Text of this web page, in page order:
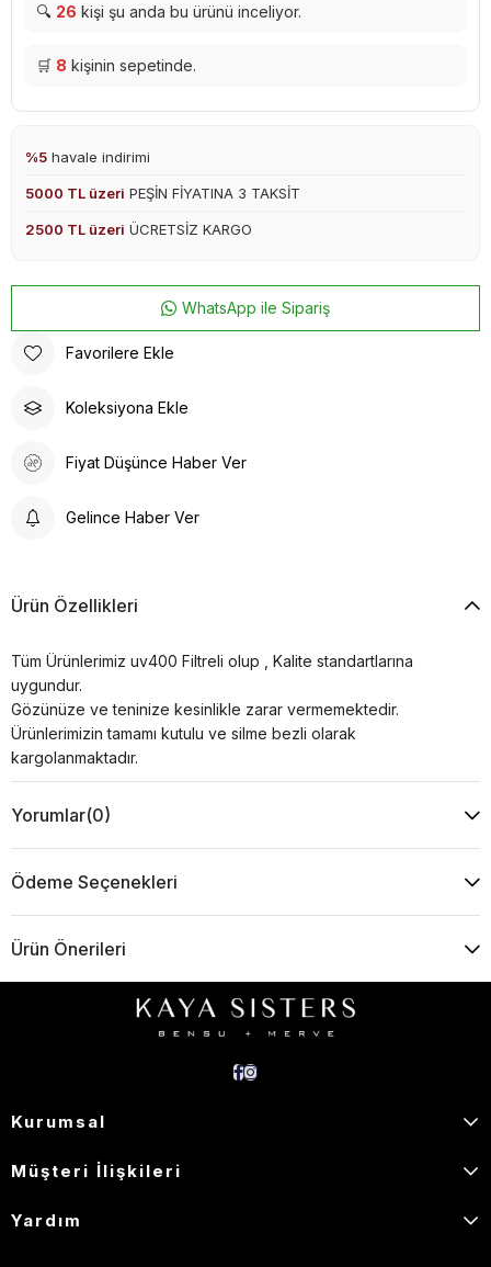
🔍 26 kişi şu anda bu ürünü inceliyor.
🛒 8 kişinin sepetinde.
%5 havale indirimi
5000 TL üzeri PEŞİN FİYATINA 3 TAKSİT
2500 TL üzeri ÜCRETSİZ KARGO
WhatsApp ile Sipariş
Favorilere Ekle
Koleksiyona Ekle
Fiyat Düşünce Haber Ver
Gelince Haber Ver
Ürün Özellikleri
Tüm Ürünlerimiz uv400 Filtreli olup , Kalite standartlarına
uygundur.
Gözünüze ve teninize kesinlikle zarar vermemektedir.
Ürünlerimizin tamamı kutulu ve silme bezli olarak
kargolanmaktadır.
Yorumlar(0)
Ödeme Seçenekleri
Ürün Önerileri
Kurumsal
Müşteri İlişkileri
Yardım